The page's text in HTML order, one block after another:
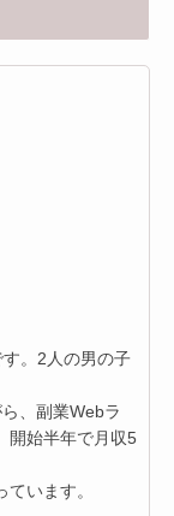
。2人の男の子
、副業Webラ
開始半年で月収5
います。